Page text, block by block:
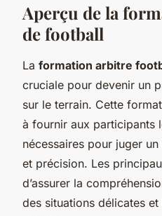
Aperçu de la
de football
La formation arbitre
cruciale pour devenir un
sur le terrain. Cette
à fournir aux participants
nécessaires pour juger
et précision. Les
d’assurer la
des situations délicates